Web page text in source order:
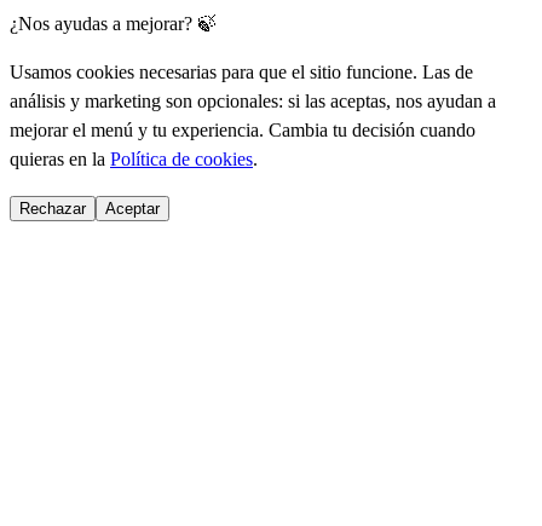
¿Nos ayudas a mejorar? 🍃
Usamos cookies necesarias para que el sitio funcione. Las de
análisis y marketing son opcionales: si las aceptas, nos ayudan a
mejorar el menú y tu experiencia. Cambia tu decisión cuando
quieras en la Política de cookies.
Rechazar Aceptar